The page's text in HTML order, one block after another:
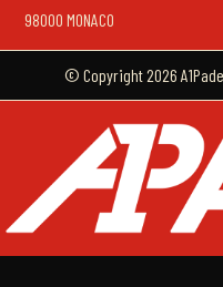
98000 MONACO
© Copyright 2026